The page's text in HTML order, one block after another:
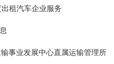
租汽车企业服务
业发展中心直属运输管理所